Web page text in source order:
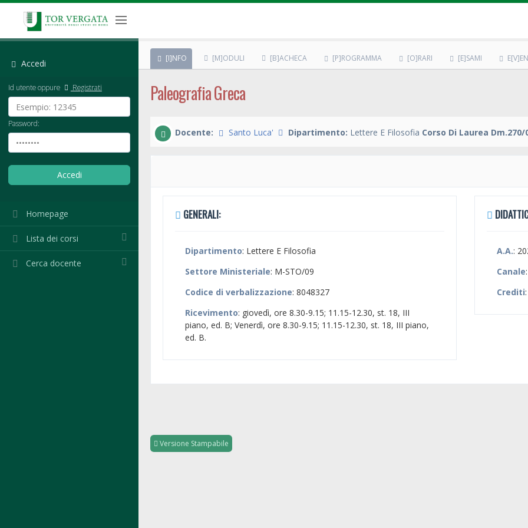
Accedi
Id utente oppure Registrati
Password:
Homepage
Lista dei corsi
Cerca docente
[I]NFO [M]ODULI [B]ACHECA [P]ROGRAMMA [O]RARI [E]SAMI
Paleografia Greca
Docente: Santo Luca' Dipartimento: Lettere E Filosofia Corso Di Laurea Dm.270/
GENERALI:
Dipartimento: Lettere E Filosofia
Settore Ministeriale: M-STO/09
Codice di verbalizzazione: 8048327
Ricevimento: giovedì, ore 8.30-9.15; 11.15-12.30, st. 18, III
piano, ed. B; Venerdì, ore 8.30-9.15; 11.15-12.30, st. 18, III piano,
ed. B.
A.A.:
Canale
Crediti
Versione Stampabile